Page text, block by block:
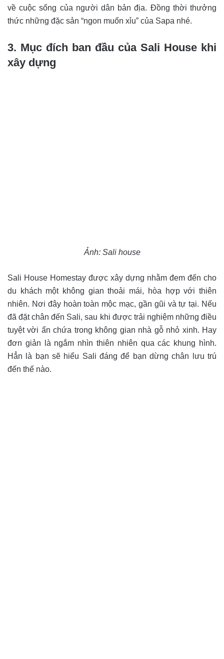
về cuộc sống của người dân bản địa. Đồng thời thưởng
thức những đặc sản “ngon muốn xỉu” của Sapa nhé.
3. Mục đích ban đầu của Sali House khi
xây dựng
Ảnh: Sali house
Sali House Homestay được xây dựng nhằm đem đến cho
du khách một không gian thoải mái, hòa hợp với thiên
nhiên. Nơi đây hoàn toàn mộc mạc, gần gũi và tự tại. Nếu
đã đặt chân đến Sali, sau khi được trải nghiệm những điều
tuyệt vời ẩn chứa trong không gian nhà gỗ nhỏ xinh. Hay
đơn giản là ngắm nhìn thiên nhiên qua các khung hình.
Hẳn là bạn sẽ hiểu Sali đáng để bạn dừng chân lưu trú
đến thế nào.